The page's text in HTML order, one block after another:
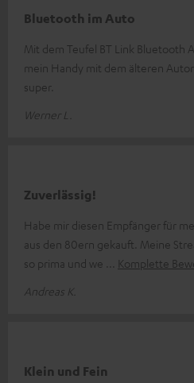
Bluetooth im Auto
Mit dem Teufel BT Link Bluetooth
mein Handy mit dem älteren
super.
Werner L.
Zuverlässig!
Habe mir diesen Empfänger für
aus den 80ern gekauft. Meine
so prima und we
Komplette
Andreas K.
Klein und Fein